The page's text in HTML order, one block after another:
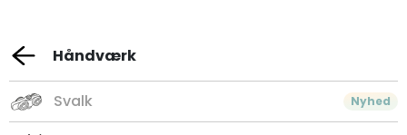
Håndværk
Svalk Nyhed